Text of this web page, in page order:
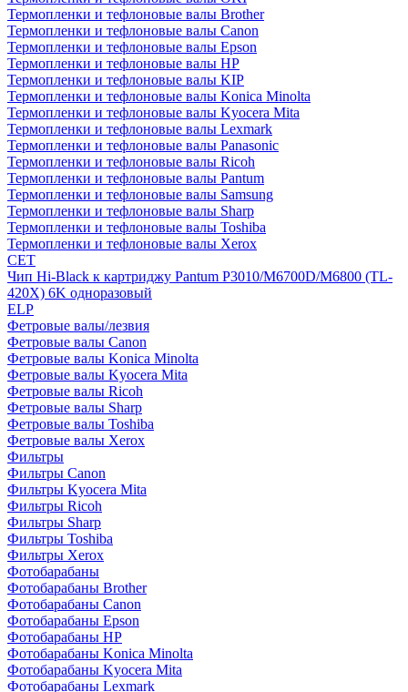
Термопленки и тефлоновые валы Brother
Термопленки и тефлоновые валы Canon
Термопленки и тефлоновые валы Epson
Термопленки и тефлоновые валы HP
Термопленки и тефлоновые валы KIP
Термопленки и тефлоновые валы Konica Minolta
Термопленки и тефлоновые валы Kyocera Mita
Термопленки и тефлоновые валы Lexmark
Термопленки и тефлоновые валы Panasonic
Термопленки и тефлоновые валы Ricoh
Термопленки и тефлоновые валы Pantum
Термопленки и тефлоновые валы Samsung
Термопленки и тефлоновые валы Sharp
Термопленки и тефлоновые валы Toshiba
Термопленки и тефлоновые валы Xerox
CET
Чип Hi-Black к картриджу Pantum P3010/M6700D/M6800 (TL-
420X) 6K одноразовый
ELP
Фетровые валы/лезвия
Фетровые валы Canon
Фетровые валы Konica Minolta
Фетровые валы Kyocera Mita
Фетровые валы Ricoh
Фетровые валы Sharp
Фетровые валы Toshiba
Фетровые валы Xerox
Фильтры
Фильтры Canon
Фильтры Kyocera Mita
Фильтры Ricoh
Фильтры Sharp
Фильтры Toshiba
Фильтры Xerox
Фотобарабаны
Фотобарабаны Brother
Фотобарабаны Canon
Фотобарабаны Epson
Фотобарабаны HP
Фотобарабаны Konica Minolta
Фотобарабаны Kyocera Mita
Фотобарабаны Lexmark